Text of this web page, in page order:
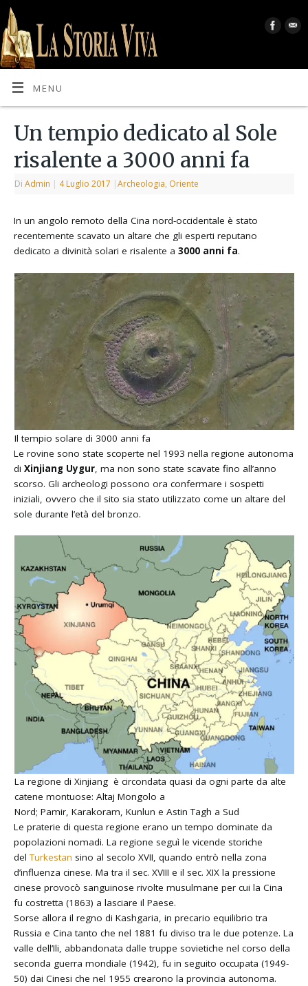
MENU
Un tempio dedicato al Sole
risalente a 3000 anni fa
DiAdmin | 4 Luglio 2017 |Archeologia, Oriente
In un angolo remoto della Cina nord-occidentale è stato
recentemente scavato un altare che gli esperti reputano
dedicato a divinità solari e risalente a3000 anni fa.
Il tempio solare di 3000 anni fa
Le rovine sono state scoperte nel 1993 nella regione autonoma
diXinjiang Uygur , ma non sono state scavate fino all’anno
scorso. Gli archeologi possono ora confermare i sospetti
iniziali, ovvero che il sito sia stato utilizzato come un altare del
sole durante l’età del bronzo.
La regione di Xinjiang è circondata quasi da ogni parte da alte
catene montuose: Altaj Mongolo a
Nord; Pamir, Karakoram, Kunlun e Astin Tagh a Sud
Le praterie di questa regione erano un tempo dominate da
popolazioni nomadi. La regione seguì le vicende storiche
delTurkestan sino al secolo XVII, quando entrò nella zona
d’influenza cinese. Ma tra il sec. XVIII e il sec. XIX la pressione
cinese provocò sanguinose rivolte musulmane per cui la Cina
fu costretta (1863) a lasciare il Paese.
Sorse allora il regno di Kashgaria, in precario equilibrio tra
Russia e Cina tanto che nel 1881 fu diviso tra le due potenze. La
valle dell’Ili, abbandonata dalle truppe sovietiche nel corso della
seconda guerra mondiale (1942), fu in seguito occupata (1949-
50) dai Cinesi che nel 1955 crearono la provincia autonoma.